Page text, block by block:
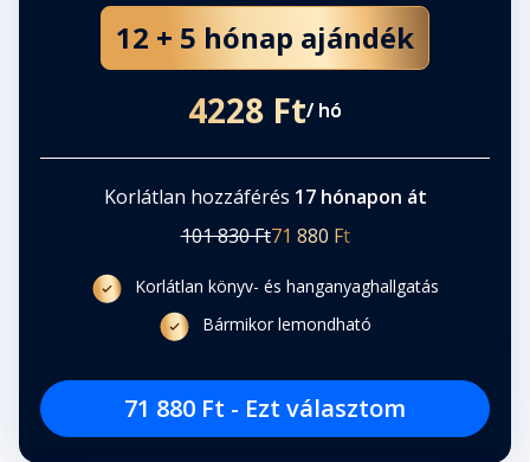
12 + 5 hónap ajándék
4228 Ft/ hó
Korlátlan hozzáférés 17 hónapon át
101 830 Ft71 880 Ft
Korlátlan könyv- és hanganyaghallgatás
Bármikor lemondható
71 880 Ft - Ezt választom